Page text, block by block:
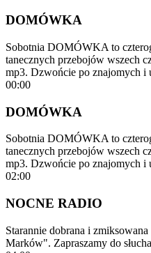
DOMÓWKA
Sobotnia DOMÓWKA to
tanecznych przebojów wszech
mp3. Dzwońcie po znajomych i
00:00
DOMÓWKA
Sobotnia DOMÓWKA to
tanecznych przebojów wszech
mp3. Dzwońcie po znajomych i
02:00
NOCNE RADIO
Starannie dobrana i
Marków". Zapraszamy do